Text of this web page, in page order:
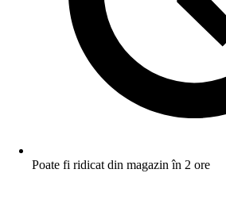
Poate fi ridicat din magazin în 2 ore